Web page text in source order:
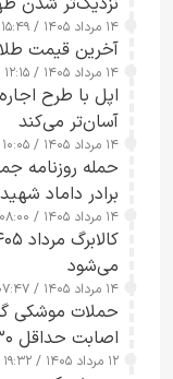
۱۴ مرداد ۱۴۰۵ / ۱۵:۴۹
آخرین قیمت طلا و سکه
۱۴ مرداد ۱۴۰۵ / ۱۲:۱۵
اپل با طرح
آسان‌تر می‌کند
۱۴ مرداد ۱۴۰۵ / ۱۰:۰۵
حمله روزنامه
برادر داماد
۱۴ مرداد ۱۴۰۵ / ۰۸:۰۰
می‌شود
۱۴ مرداد ۱۴۰۵ / ۰۷:۴۷
حملات موشکی
اصابت حداقل ۳۰ موشک بالستیک+ ویدیو
۱۲ مرداد ۱۴۰۵ / ۱۹:۳۲